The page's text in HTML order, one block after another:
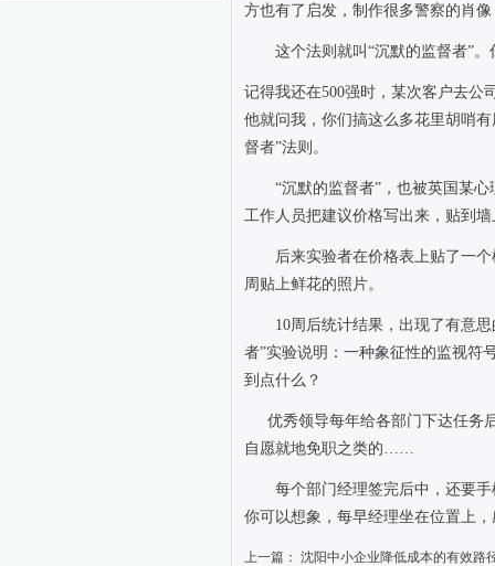
方也有了启发，制作很多警察的肖
这个法则就叫“沉默的监督者”
记得我还在500强时，某次客户去公
他就问我，你们搞这么多花里胡哨
督者”法则。
“沉默的监督者”，也被英国某
工作人员把建议价格写出来，贴到
后来实验者在价格表上贴了一
周贴上鲜花的照片。
10周后统计结果，出现了有意
者”实验说明：一种象征性的监视符
到点什么？
优秀领导每年给各部门下达任务
自愿就地免职之类的……
每个部门经理签完后中，还要
你可以想象，每早经理坐在位置上
上一篇： 沈阳中小企业降低成本的有效路